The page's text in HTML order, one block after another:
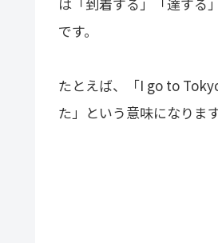
です。
たとえば、「I go to
た」という意味になります